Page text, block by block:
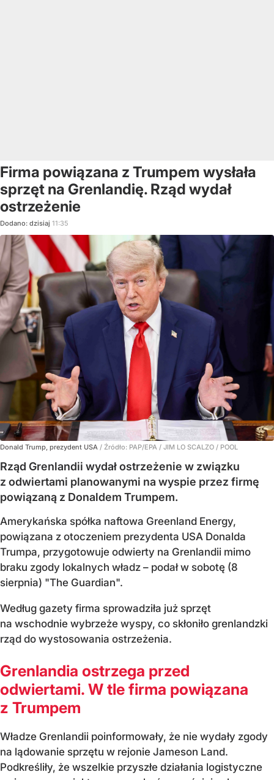
Firma powiązana z Trumpem wysłała
sprzęt na Grenlandię. Rząd wydał
ostrzeżenie
Dodano: dzisiaj 11:35
Donald Trump, prezydent USA / Źródło: PAP/EPA / JIM LO SCALZO / POOL
Rząd Grenlandii wydał ostrzeżenie w związku
z odwiertami planowanymi na wyspie przez firmę
powiązaną z Donaldem Trumpem.
Amerykańska spółka naftowa Greenland Energy,
powiązana z otoczeniem prezydenta USA Donalda
Trumpa, przygotowuje odwierty na Grenlandii mimo
braku zgody lokalnych władz – podał w sobotę (8
sierpnia) "The Guardian".
Według gazety firma sprowadziła już sprzęt
na wschodnie wybrzeże wyspy, co skłoniło grenlandzki
rząd do wystosowania ostrzeżenia.
Grenlandia ostrzega przed
odwiertami. W tle firma powiązana
z Trumpem
Władze Grenlandii poinformowały, że nie wydały zgody
na lądowanie sprzętu w rejonie Jameson Land.
Podkreśliły, że wszelkie przyszłe działania logistyczne